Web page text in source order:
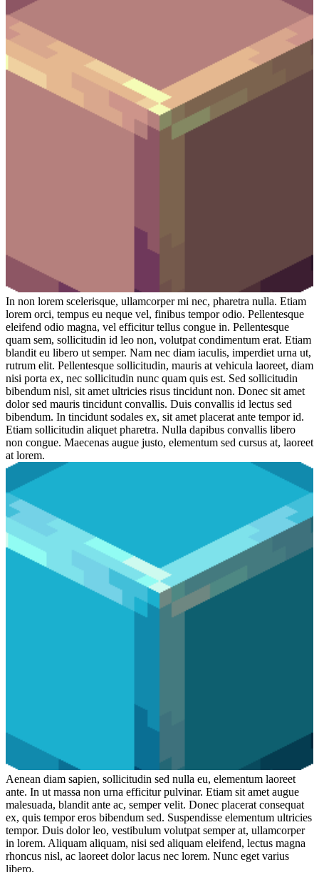
In non lorem scelerisque, ullamcorper mi nec, pharetra nulla. Etiam
lorem orci, tempus eu neque vel, finibus tempor odio. Pellentesque
eleifend odio magna, vel efficitur tellus congue in. Pellentesque
quam sem, sollicitudin id leo non, volutpat condimentum erat. Etiam
blandit eu libero ut semper. Nam nec diam iaculis, imperdiet urna ut,
rutrum elit. Pellentesque sollicitudin, mauris at vehicula laoreet, diam
nisi porta ex, nec sollicitudin nunc quam quis est. Sed sollicitudin
bibendum nisl, sit amet ultricies risus tincidunt non. Donec sit amet
dolor sed mauris tincidunt convallis. Duis convallis id lectus sed
bibendum. In tincidunt sodales ex, sit amet placerat ante tempor id.
Etiam sollicitudin aliquet pharetra. Nulla dapibus convallis libero
non congue. Maecenas augue justo, elementum sed cursus at, laoreet
at lorem.
Aenean diam sapien, sollicitudin sed nulla eu, elementum laoreet
ante. In ut massa non urna efficitur pulvinar. Etiam sit amet augue
malesuada, blandit ante ac, semper velit. Donec placerat consequat
ex, quis tempor eros bibendum sed. Suspendisse elementum ultricies
tempor. Duis dolor leo, vestibulum volutpat semper at, ullamcorper
in lorem. Aliquam aliquam, nisi sed aliquam eleifend, lectus magna
rhoncus nisl, ac laoreet dolor lacus nec lorem. Nunc eget varius
libero.